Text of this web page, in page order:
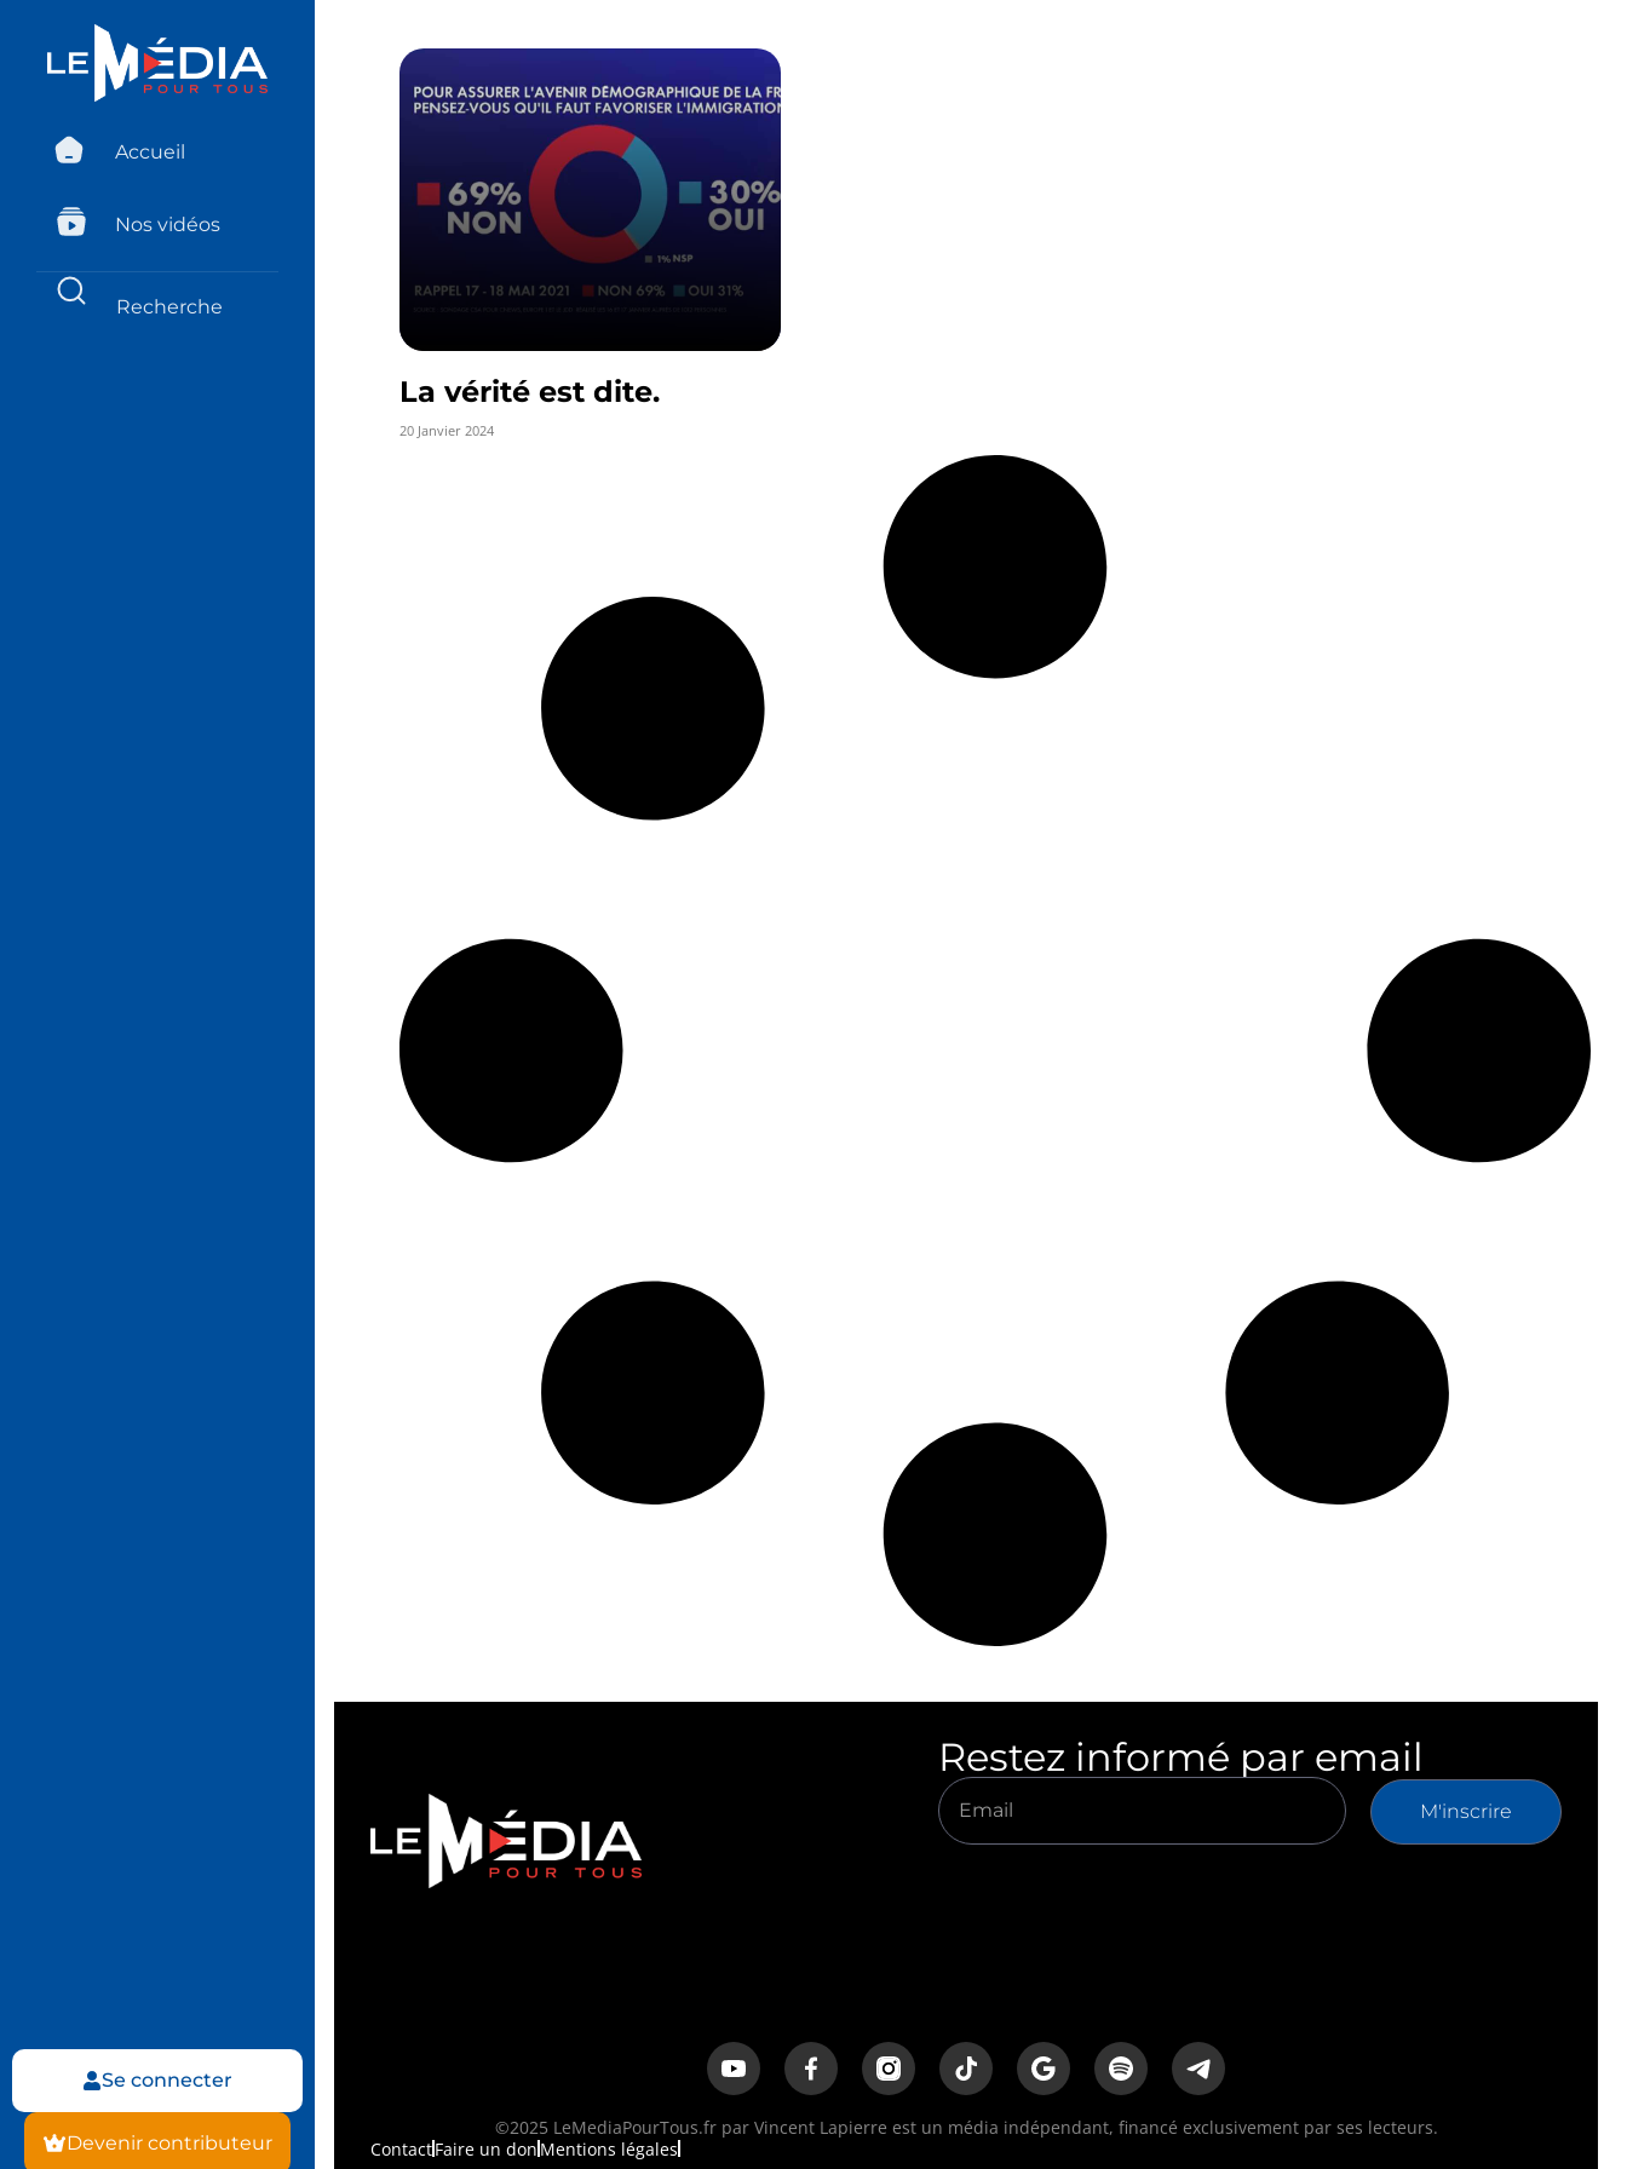
Accueil
Nos vidéos
Se connecter
Devenir contributeur
La vérité est dite.
20 Janvier 2024
Restez informé par email
M'inscrire
©2025 LeMediaPourTous.fr par Vincent Lapierre est un média indépendant, financé exclusivement par ses lecteurs.
ContactFaire un don Mentions légales